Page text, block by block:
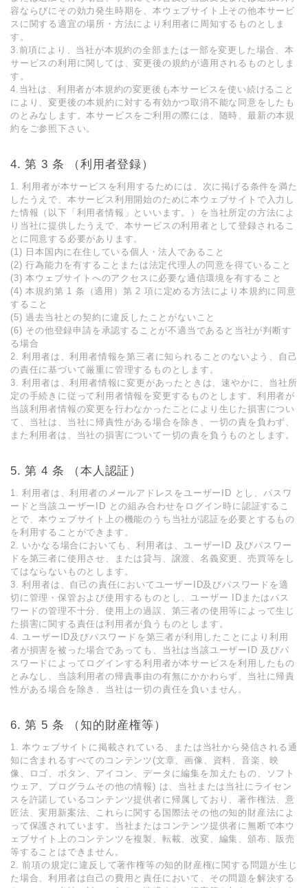
容ならびにその効⼒発⽣時期を、本ウェブサイト上その他本サービ
スに関する適宜の場所・⽅法により利⽤者に周知するものとしま
す。
3.前項により、当社が本規約の全部または一部を変更した場合、本
サービスの利用に関しては、変更後の規約が適用されるものとしま
す。
4.当社は、利⽤者が本規約の変更後も本サービスを使い続けること
により、変更後の本規約に対する有効かつ取消不能な同意をしたも
のとみなします。本サービスをご利⽤の際には、随時、最新の本規
約をご参照下さい。
第 3 条 （利⽤者登録）
1. 利⽤者が本サービスを利⽤するためには、次に掲げる条件を満た
したうえで、本サービス利⽤開始のために本ウェブサイトで⼊⼒し
た情報（以下「利⽤者情報」といいます。）を当社所定の⽅法によ
り当社に提供したうえで、本サービスの利⽤者として登録されるこ
とに同意する必要があります。
(1) ⽇本国内に在住している個⼈・法⼈であること
(2) ⾏為能⼒を有することまたは法定代理⼈の同意を得ていること
(3) 本ウェブサイトへのアクセスに必要な通信環境を有すること
(4) 本規約第 1 条（適⽤）第 2 項に定める⽅法により本規約に同意
すること
(5) 過去当社との契約に違反したことがないこと
(6) その他登録申請を承認することが不適当であると当社が判断す
る場合
2. 利⽤者は、利⽤者情報を第三者に知られることのないよう、⾃⼰
の責任に基づいて厳重に管理するものとします。
3. 利⽤者は、利⽤者情報に変更があったときは、速やかに、当社所
定の⼿続きに従って利⽤者情報を変更するものとします。利⽤者が
当該利⽤者情報の変更を⾏わなかったことにより⽣じた損害につい
て、当社は、当社に帰責性がある場合を除き、⼀切の責を負わず、
また利⽤者は、当社の損害について⼀切の責を負うものとします。
第 4 条 （本⼈認証）
1. 利⽤者は、利⽤者のメールアドレスをユーザーID とし、パスワ
ードと当該ユーザーID との組み合わせをログイン時に認証するこ
とで、本ウェブサイト上の機能のうち当社が認証を必要とするもの
を利⽤することができます。
2. いかなる場合においても、利⽤者は、ユーザーID 及びパスワー
ドを第三者に使⽤させ、または貸与、譲渡、名義変更、売買等をし
てはならないものとします。
3. 利⽤者は、⾃⼰の責任においてユーザーID及びパスワードを適
切に管理・保管および使⽤するものとし、ユーザー IDまたはパス
ワードの管理不⼗分、使⽤上の過誤、第三者の使⽤等によって⽣じ
た損害に関する責任は利⽤者が負うものとします。
4. ユーザーID及びパスワードを第三者が利⽤したことにより利⽤
者が損害を被った場合であっても、当社は当該ユーザーID 及びパ
スワードによってログインする利⽤者が本サービスを利⽤したもの
とみなし、当該利⽤者の帰責事由の有無にかかわらず、当社に帰責
性がある場合を除き、当社は⼀切の責任を負いません。
第 5 条 （知的財産権等）
1. 本ウェブサイトに掲載されている、または当社から発信される通
知に含まれるすべてのコンテンツ(⽂章、画像、資料、⾳楽、映
像、ロゴ、ボタン、アイコン、データに編集を加えたもの、ソフト
ウェア、プログラムその他の情報) は、当社または当社にライセン
スを許諾しているコンテンツ提供者に帰属しており、著作権法、意
匠法、実⽤新案法、これらに関する国際法その他の知的財産法によ
って保護されています。当社またはコンテンツ提供者に無断で本ウ
ェブサイト上のコンテンツを複製、転載、改変、編集、頒布、販売
等することはできません。
2. 前項の規定に違反して著作権等の知的財産権に関する問題が⽣じ
た場合、利⽤者は⾃⼰の費⽤と責任において、その問題を解決する